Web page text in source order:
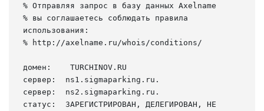
% Отправляя запрос в базу данных Axelname
% вы соглашаетесь соблюдать правила
использования:
% http://axelname.ru/whois/conditions/
домен:    TURCHINOV.RU
сервер:  ns1.sigmaparking.ru.
сервер:  ns2.sigmaparking.ru.
статус:  ЗАРЕГИСТРИРОВАН, ДЕЛЕГИРОВАН, НЕ